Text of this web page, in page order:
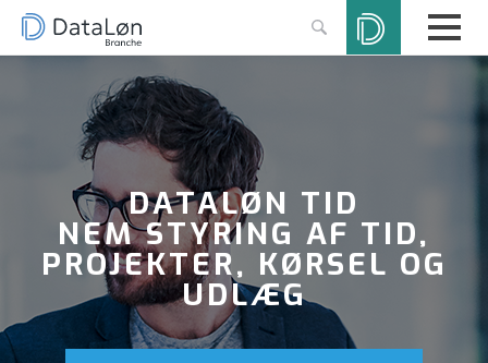
DATALØN TID
NEM STYRING AF TID,
PROJEKTER, KØRSEL OG
UDLÆG